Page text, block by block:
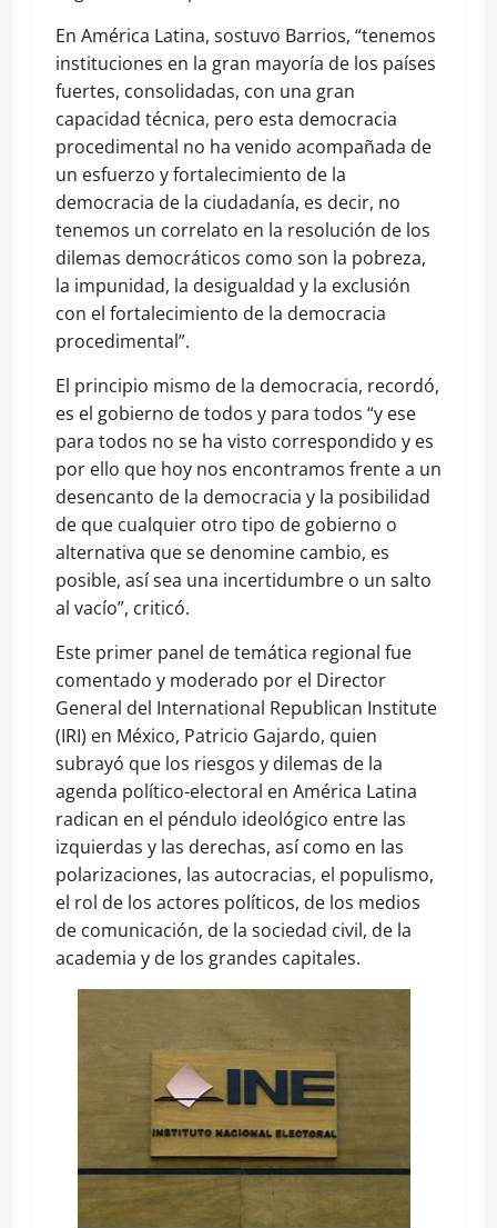
En América Latina, sostuvo Barrios, “tenemos
instituciones en la gran mayoría de los países
fuertes, consolidadas, con una gran
capacidad técnica, pero esta democracia
procedimental no ha venido acompañada de
un esfuerzo y fortalecimiento de la
democracia de la ciudadanía, es decir, no
tenemos un correlato en la resolución de los
dilemas democráticos como son la pobreza,
la impunidad, la desigualdad y la exclusión
con el fortalecimiento de la democracia
procedimental”.
El principio mismo de la democracia, recordó,
es el gobierno de todos y para todos “y ese
para todos no se ha visto correspondido y es
por ello que hoy nos encontramos frente a un
desencanto de la democracia y la posibilidad
de que cualquier otro tipo de gobierno o
alternativa que se denomine cambio, es
posible, así sea una incertidumbre o un salto
al vacío”, criticó.
Este primer panel de temática regional fue
comentado y moderado por el Director
General del International Republican Institute
(IRI) en México, Patricio Gajardo, quien
subrayó que los riesgos y dilemas de la
agenda político-electoral en América Latina
radican en el péndulo ideológico entre las
izquierdas y las derechas, así como en las
polarizaciones, las autocracias, el populismo,
el rol de los actores políticos, de los medios
de comunicación, de la sociedad civil, de la
academia y de los grandes capitales.